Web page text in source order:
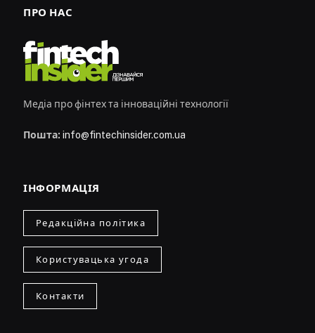
ПРО НАС
Медіа про фінтех та інноваційні технології
Пошта: info@fintechinsider.com.ua
ІНФОРМАЦІЯ
Редакційна політика
Користувацька угода
Контакти